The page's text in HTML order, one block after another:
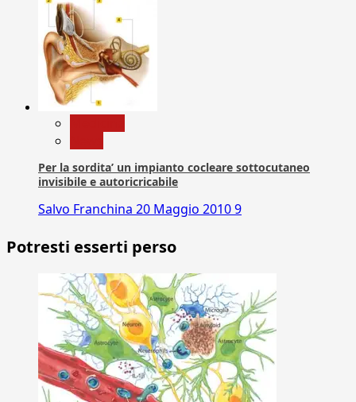
Per la sordita’ un impianto cocleare sottocutaneo
invisibile e autoricricabile
Salvo Franchina 20 Maggio 20109
Potresti esserti perso